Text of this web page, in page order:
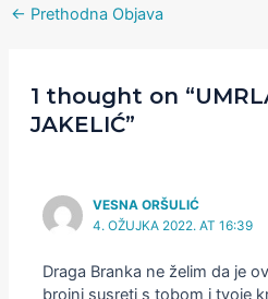
← Prethodna Objava
1 thought on
JAKELIĆ”
VESNA ORŠULIĆ
4. OŽUJKA 2022. AT 16:39
Draga Branka ne želim da je
brojni susreti s tobom i tvoje